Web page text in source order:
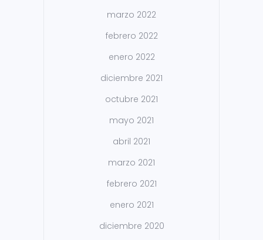
marzo 2022
febrero 2022
enero 2022
diciembre 2021
octubre 2021
mayo 2021
abril 2021
marzo 2021
febrero 2021
enero 2021
diciembre 2020